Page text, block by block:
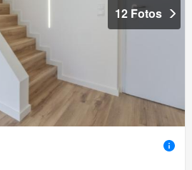
12 Fotos